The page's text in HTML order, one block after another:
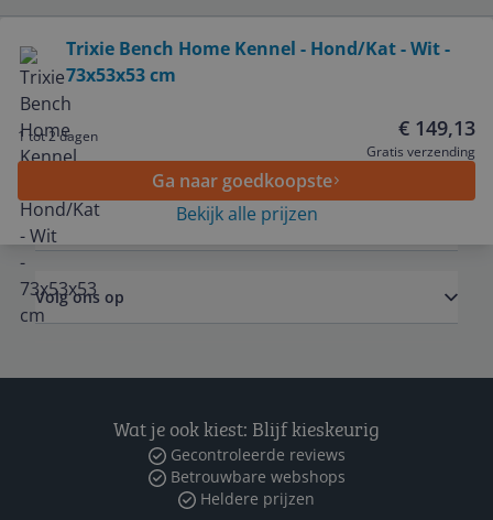
Trixie Bench Home Kennel - Hond/Kat - Wit -
73x53x53 cm
1 tot 2 dagen € 149,13
Gratis verzending
Ga naar goedkoopste
Bekijk alle prijzen
Service
Algemeen
Zakelijk
Volg ons op
Wat je ook kiest: Blijf kieskeurig
Gecontroleerde reviews
Betrouwbare webshops
Heldere prijzen